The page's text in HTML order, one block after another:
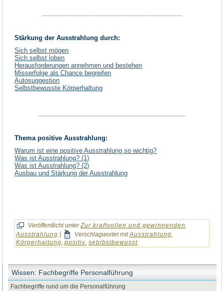
Stärkung der Ausstrahlung durch:
Sich selbst mögen
Sich selbst loben
Herausforderungen annehmen und bestehen
Misserfolge als Chance begreifen
Autosuggestion
Selbstbewusste Körperhaltung
Thema positive Ausstrahlung:
Warum ist eine positive Ausstrahlung so wichtig?
Was ist Ausstrahlung? (1)
Was ist Ausstrahlung? (2)
Ausbau und Stärkung der Ausstrahlung
Veröffentlicht unter Zur kraftvollen und gewinnenden
Ausstrahlung
Verschlagwortet mit Ausstrahlung
Körperhaltung,positiv,seblbstbewusst
Wissen: Fachbegriffe Personalführung
Fachbegriffe rund um die Personalführung